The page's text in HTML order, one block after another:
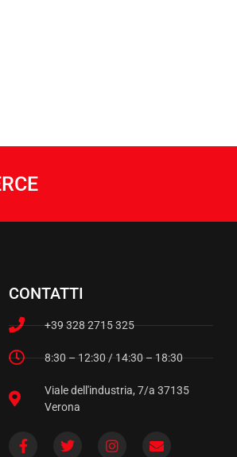
CONTATTI
+39 328 2715 325
8:30 – 12:30 / 14:30 – 18:30
Viale dell'industria, 7/a 37135
Verona